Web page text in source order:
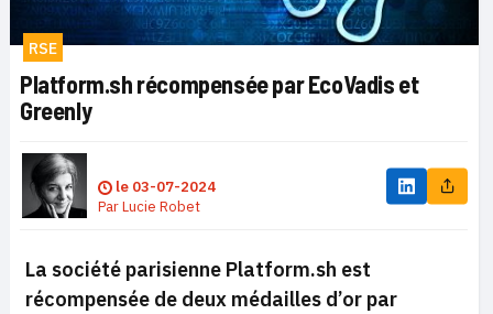
RSE
Platform.sh récompensée par EcoVadis et
Greenly
le 03-07-2024
ParLucie Robet
La société parisienne Platform.sh est
récompensée de deux médailles d’or par